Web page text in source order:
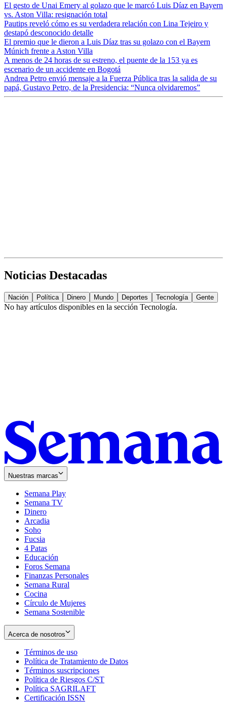
El gesto de Unai Emery al golazo que le marcó Luis Díaz en Bayern
vs. Aston Villa: resignación total
Pautips reveló cómo es su verdadera relación con Lina Tejeiro y
destapó desconocido detalle
El premio que le dieron a Luis Díaz tras su golazo con el Bayern
Múnich frente a Aston Villa
A menos de 24 horas de su estreno, el puente de la 153 ya es
escenario de un accidente en Bogotá
Andrea Petro envió mensaje a la Fuerza Pública tras la salida de su
papá, Gustavo Petro, de la Presidencia: “Nunca olvidaremos”
Noticias Destacadas
Nación Política Dinero Mundo Deportes Tecnología Gente
No hay artículos disponibles en la sección Tecnología.
Nuestras marcas
Semana Play
Semana TV
Dinero
Arcadia
Soho
in
new
window
Fucsia
in
new
window
4 Patas
Educación
Foros Semana
Finanzas Personales
Semana Rural
Cocina
Círculo de Mujeres
Semana Sostenible
Acerca de nosotros
Términos de uso
in
new
window
Política de Tratamiento de Datos
Términos suscripciones
in
Política de Riesgos C/ST
Política SAGRILAFT
Certificación ISSN